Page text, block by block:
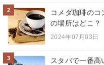
2
コメダ珈琲の
の場所はどこ？
2024年07月03日
3
スタバで一番高